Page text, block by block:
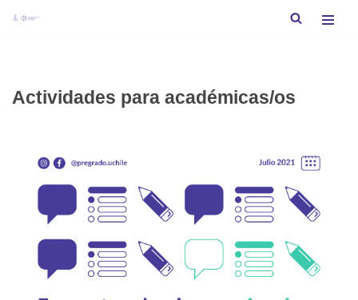
Actividades para académicas/os